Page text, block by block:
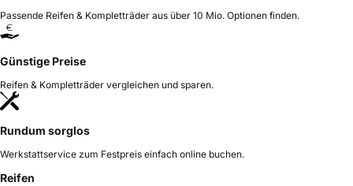
Passende Reifen & Kompletträder aus über 10 Mio. Optionen finden.
Günstige Preise
Reifen & Kompletträder vergleichen und sparen.
Rundum sorglos
Werkstattservice zum Festpreis einfach online buchen.
Reifen